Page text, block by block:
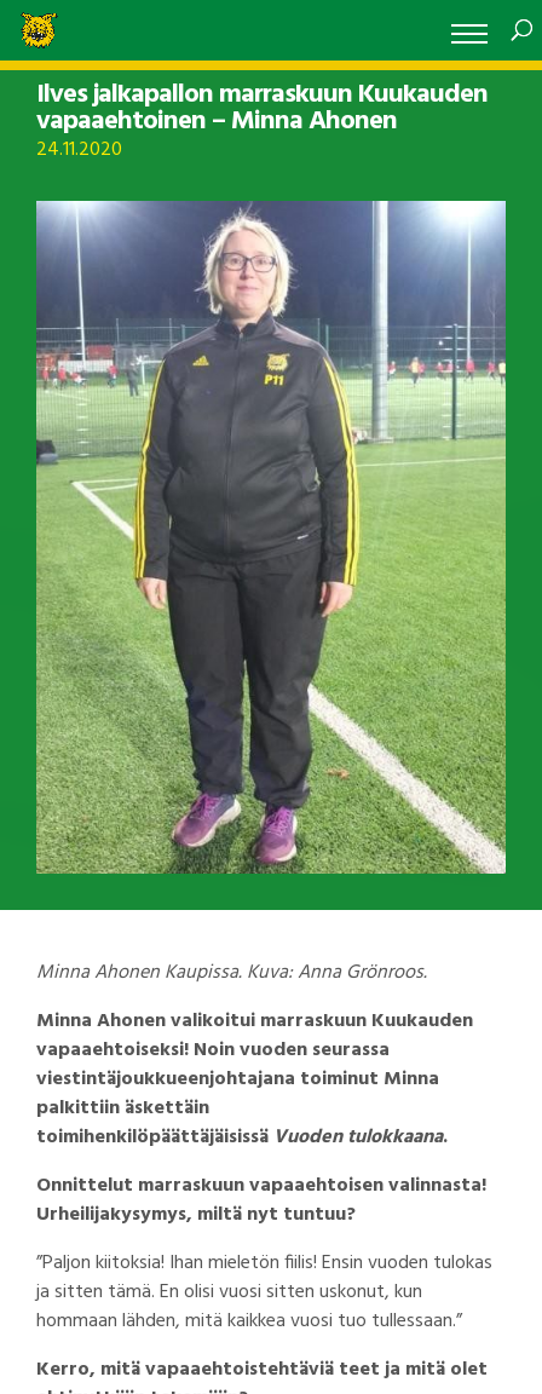
Ilves jalkapallon marraskuun Kuukauden
vapaaehtoinen – Minna Ahonen
24.11.2020
Minna Ahonen Kaupissa. Kuva: Anna Grönroos.
Minna Ahonen valikoitui marraskuun Kuukauden
vapaaehtoiseksi! Noin vuoden seurassa
viestintäjoukkueenjohtajana toiminut Minna
palkittiin äskettäin
toimihenkilöpäättäjäisissä Vuoden tulokkaana.
Onnittelut marraskuun vapaaehtoisen valinnasta!
Urheilijakysymys, miltä nyt tuntuu?
”Paljon kiitoksia! Ihan mieletön fiilis! Ensin vuoden tulokas
ja sitten tämä. En olisi vuosi sitten uskonut, kun
hommaan lähden, mitä kaikkea vuosi tuo tullessaan.”
Kerro, mitä vapaaehtoistehtäviä teet ja mitä olet